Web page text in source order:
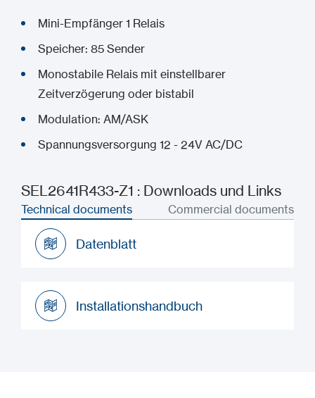
Mini-Empfänger 1 Relais
Speicher: 85 Sender
Monostabile Relais mit einstellbarer
Zeitverzögerung oder bistabil
Modulation: AM/ASK
Spannungsversorgung 12 - 24V AC/DC
SEL2641R433-Z1 : Downloads und Links
Technical documents Commercial documents
Datenblatt
Installationshandbuch